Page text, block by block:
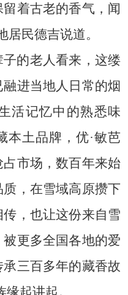
着古老的香气，闻
居民德吉说道。
的老人看来，这缕
进当地人日常的烟
活记忆中的熟悉味
本土品牌，优·敏芭
市场，数百年来始
，在雪域高原攒下
，也让这份来自雪
更多全国各地的爱
三百多年的藏香故
起讲起。